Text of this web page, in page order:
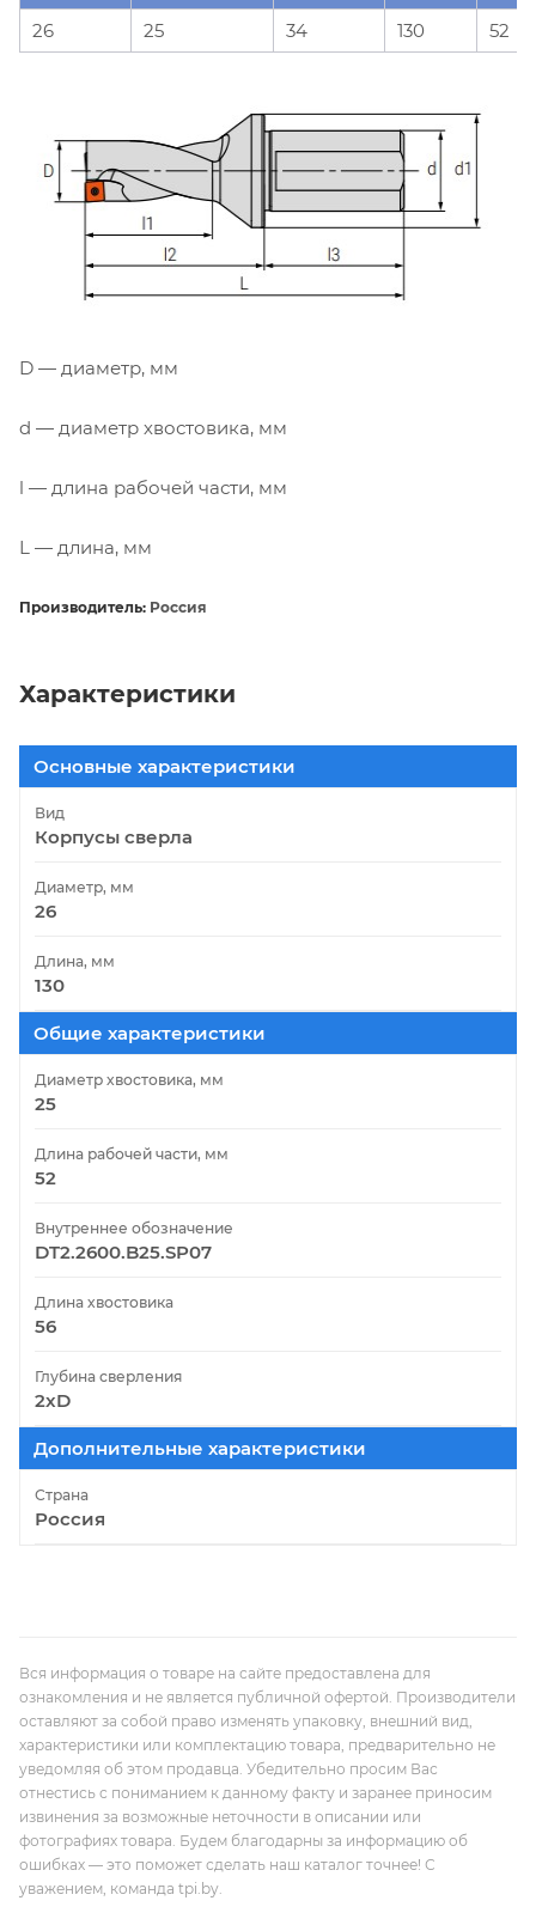
26
25 34 130 52
D — диаметр, мм
d — диаметр хвостовика, мм
l — длина рабочей части, мм
L — длина, мм
Производитель: Россия
Характеристики
Основные характеристики
Вид
Корпусы сверла
Диаметр, мм
26
Длина, мм
130
Общие характеристики
Диаметр хвостовика, мм
25
Длина рабочей части, мм
52
Внутреннее обозначение
DT2.2600.B25.SP07
Длина хвостовика
56
Глубина сверления
2xD
Дополнительные характеристики
Страна
Россия
Вся информация о товаре на сайте предоставлена для
ознакомления и не является публичной офертой. Производители
оставляют за собой право изменять упаковку, внешний вид,
характеристики или комплектацию товара, предварительно не
уведомляя об этом продавца. Убедительно просим Вас
отнестись с пониманием к данному факту и заранее приносим
извинения за возможные неточности в описании или
фотографиях товара. Будем благодарны за информацию об
ошибках — это поможет сделать наш каталог точнее! С
уважением, команда tpi.by.